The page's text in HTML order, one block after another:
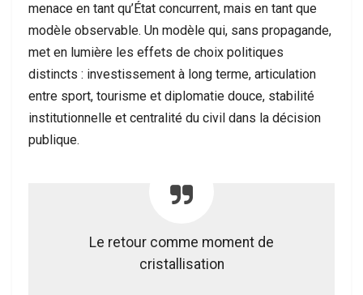
menace en tant qu’État concurrent, mais en tant que
modèle observable. Un modèle qui, sans propagande,
met en lumière les effets de choix politiques
distincts : investissement à long terme, articulation
entre sport, tourisme et diplomatie douce, stabilité
institutionnelle et centralité du civil dans la décision
publique.
Le retour comme moment de
cristallisation